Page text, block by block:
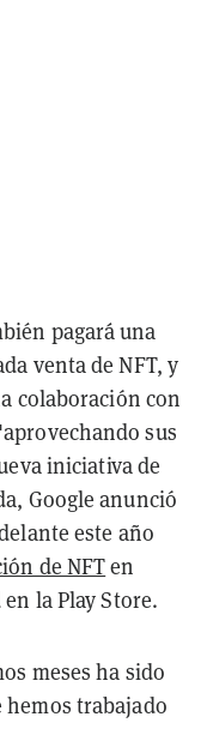
pagará una
venta de NFT, y
colaboración con
sus
iniciativa de
Google anunció
este año
de NFTen
la Play Store.
meses ha sido
hemos trabajado